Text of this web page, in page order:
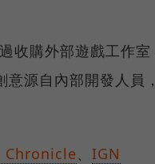
收購外部遊戲工作
意源自內部開發人員
Chronicle、 IGN